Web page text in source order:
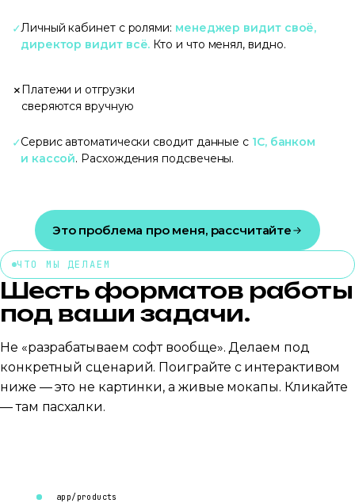
✓Личный кабинет с ролями: менеджер видит своё,
директор видит всё. Кто и что менял, видно.
×Платежи и отгрузки
сверяются вручную
✓Сервис автоматически сводит данные с 1С, банком
и кассой. Расхождения подсвечены.
Это проблема про меня, рассчитайте
ЧТО МЫ ДЕЛАЕМ
Шесть форматов работы
под ваши задачи.
Не «разрабатываем софт вообще». Делаем под
конкретный сценарий. Поиграйте с интерактивом
ниже — это не картинки, а живые мокапы. Кликайте
— там пасхалки.
app/products